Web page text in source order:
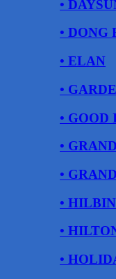
•
• DONG
• ELAN
•
•
•
•
• HILBIN
•
•